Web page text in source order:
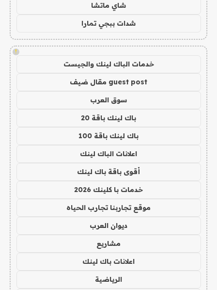
شاي ماتشا
شدات ببجي تمارا
!
خدمات الباك لينك والجيست
guest post مقال ضيف
سوق العرب
باك لينك باقة 20
باك لينك باقة 100
اعلانات الباك لينك
أقوى باقة باك لينك
خدمات با كلينك 2026
موقع تجاربنا تجارب الحياه
ديوان العرب
مشاريع
اعلانات باك لينك
الرياضية